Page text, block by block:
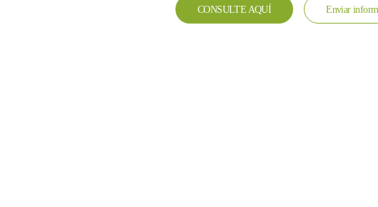
CONSULTE AQUÍ Enviar